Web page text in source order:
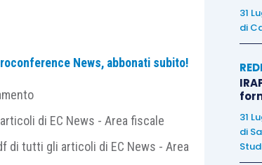
, il ricorrente deve osservare le
contenerespecifiche censure alla
News, abbonati subito!
di EC News - Area fiscale
di tutti gli articoli di EC News - Area
31
di
31
di